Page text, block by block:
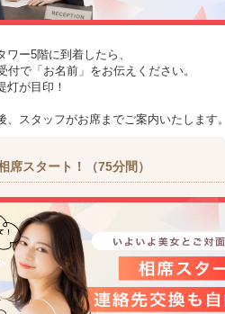
ワー5階に到着したら、
付で「お名前」をお伝えください。
灯が目印！
、スタッフがお席までご案内いたします。
席スタート！（75分間）